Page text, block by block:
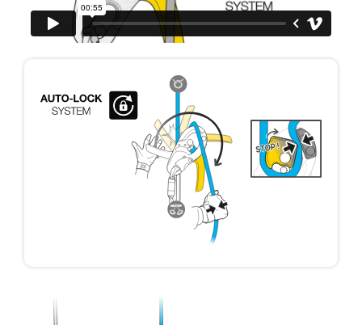
de la reproduire en autonomie.
Nous donnons des exemples de techniques
liées à votre activité. Il peut en exister d’autres